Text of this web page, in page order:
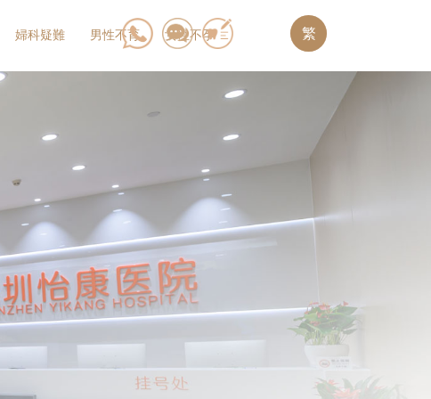
婦科疑難 男性不育 女性不孕 繁